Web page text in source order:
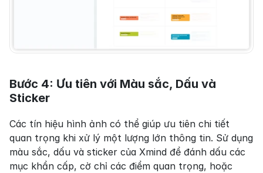
Bước 4: Ưu tiên với Màu sắc, Dấu và
Sticker
Các tín hiệu hình ảnh có thể giúp ưu tiên chi tiết
quan trọng khi xử lý một lượng lớn thông tin. Sử dụng
màu sắc, dấu và sticker của Xmind để đánh dấu các
mục khẩn cấp, cờ chỉ các điểm quan trọng, hoặc